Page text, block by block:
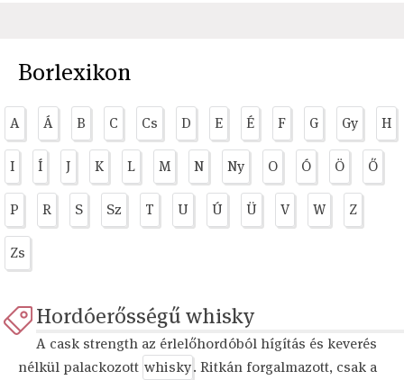
Borlexikon
A Á B C Cs D E É F G Gy H
I Í J K L M N Ny O Ó Ö Ő
P R S Sz T U Ú Ü V W Z
Zs
Hordóerősségű whisky
A cask strength az érlelőhordóból hígítás és keverés
nélkül palackozott whisky. Ritkán forgalmazott, csak a